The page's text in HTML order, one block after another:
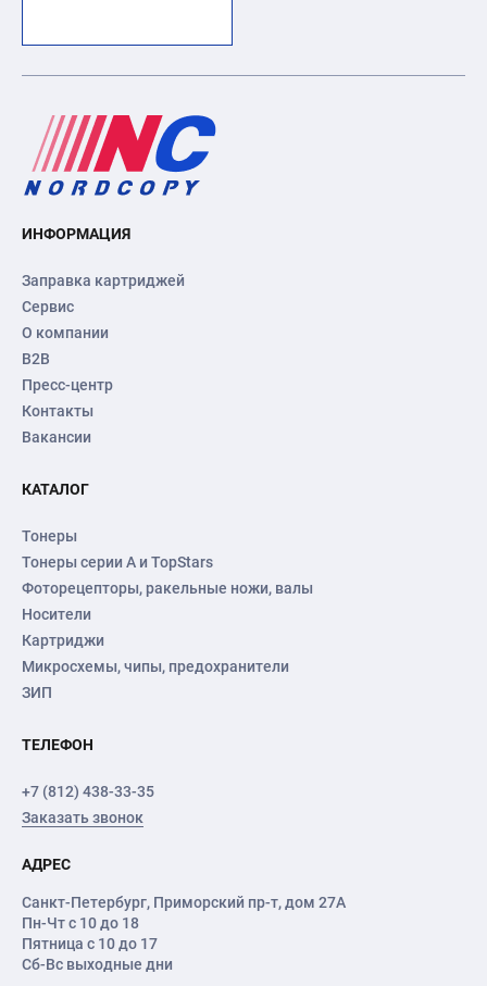
ИНФОРМАЦИЯ
Заправка картриджей
Сервис
О компании
B2B
Пресс-центр
Контакты
Вакансии
КАТАЛОГ
Тонеры
Тонеры серии А и TopStars
Фоторецепторы, ракельные ножи, валы
Носители
Картриджи
Микросхемы, чипы, предохранители
ЗИП
ТЕЛЕФОН
+7 (812) 438-33-35
Заказать звонок
АДРЕС
Санкт-Петербург, Приморский пр-т, дом 27А
Пн-Чт с 10 до 18
Пятница с 10 до 17
Сб-Вс выходные дни